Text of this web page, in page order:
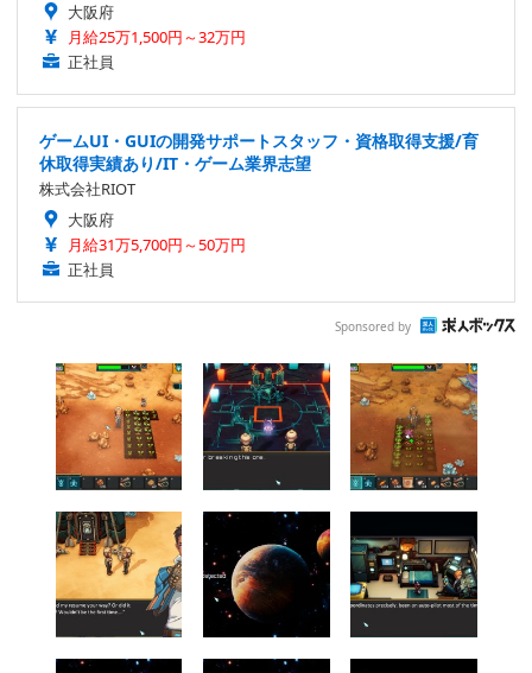
大阪府
月給25万1,500円～32万円
正社員
ゲームUI・GUIの開発サポートスタッフ・資格取得支援/育
休取得実績あり/IT・ゲーム業界志望
株式会社RIOT
大阪府
月給31万5,700円～50万円
正社員
Sponsored by